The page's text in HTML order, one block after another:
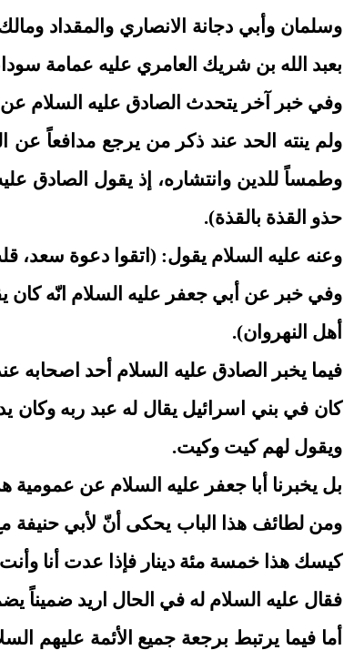
وسلمان وأبي دجانة الانصاري والمقداد
بعبد الله بن شريك العامري عليه عمامة
وفي خبر آخر يتحدث الصادق عليه السلام
ولم ينته الحد عند ذكر من يرجع مدافعاً عن
وطمساً للدين وانتشاره، إذ يقول الصادق
حذو القذة بالقذة).
وعنه عليه السلام يقول: (اتقوا دعوة سعد،
وفي خبر عن أبي جعفر عليه السلام انّه كان
أهل النهروان).
فيما يخبر الصادق عليه السلام أحد اصحابه
كان في بني اسرائيل يقال له عبد ربه وكان
ويقول لهم كيت وكيت.
بل يخبرنا أبا جعفر عليه السلام عن عمومية
ومن لطائف هذا الباب يحكى أنّ لأبي حنيفة
كيسك هذا خمسة مئة دينار فإذا عدت أنا وأنت
فقال عليه السلام له في الحال اريد ضميناً
أما فيما يرتبط برجعة جميع الأئمة عليهم